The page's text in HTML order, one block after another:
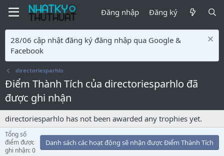
Đăng nhập Đăng ký
28/06 cập nhật đăng ký đăng nhập qua Google &
Facebook
directoriesparhlo
Điểm Thành Tích của directoriesparhlo đã
được ghi nhận
directoriesparhlo has not been awarded any trophies yet.
Tổng số
điểm được
ghi nhận: 0
Danh sách các hoạt động sẽ nhận được Điểm Thành Tích